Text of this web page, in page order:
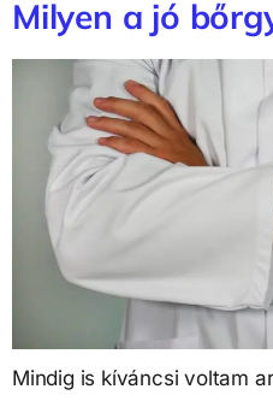
Milyen a jó
Mindig is kíváncsi voltam